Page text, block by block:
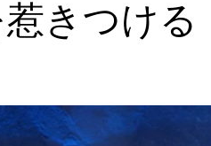
惹きつける